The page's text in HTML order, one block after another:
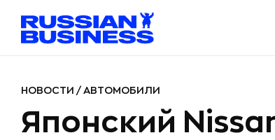
НОВОСТИ / АВТОМОБИЛИ
Японский